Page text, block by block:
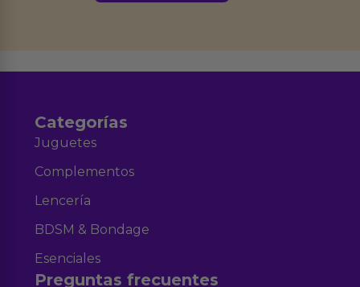
Categorías
Juguetes
Complementos
Lencería
BDSM & Bondage
Esenciales
Preguntas frecuentes